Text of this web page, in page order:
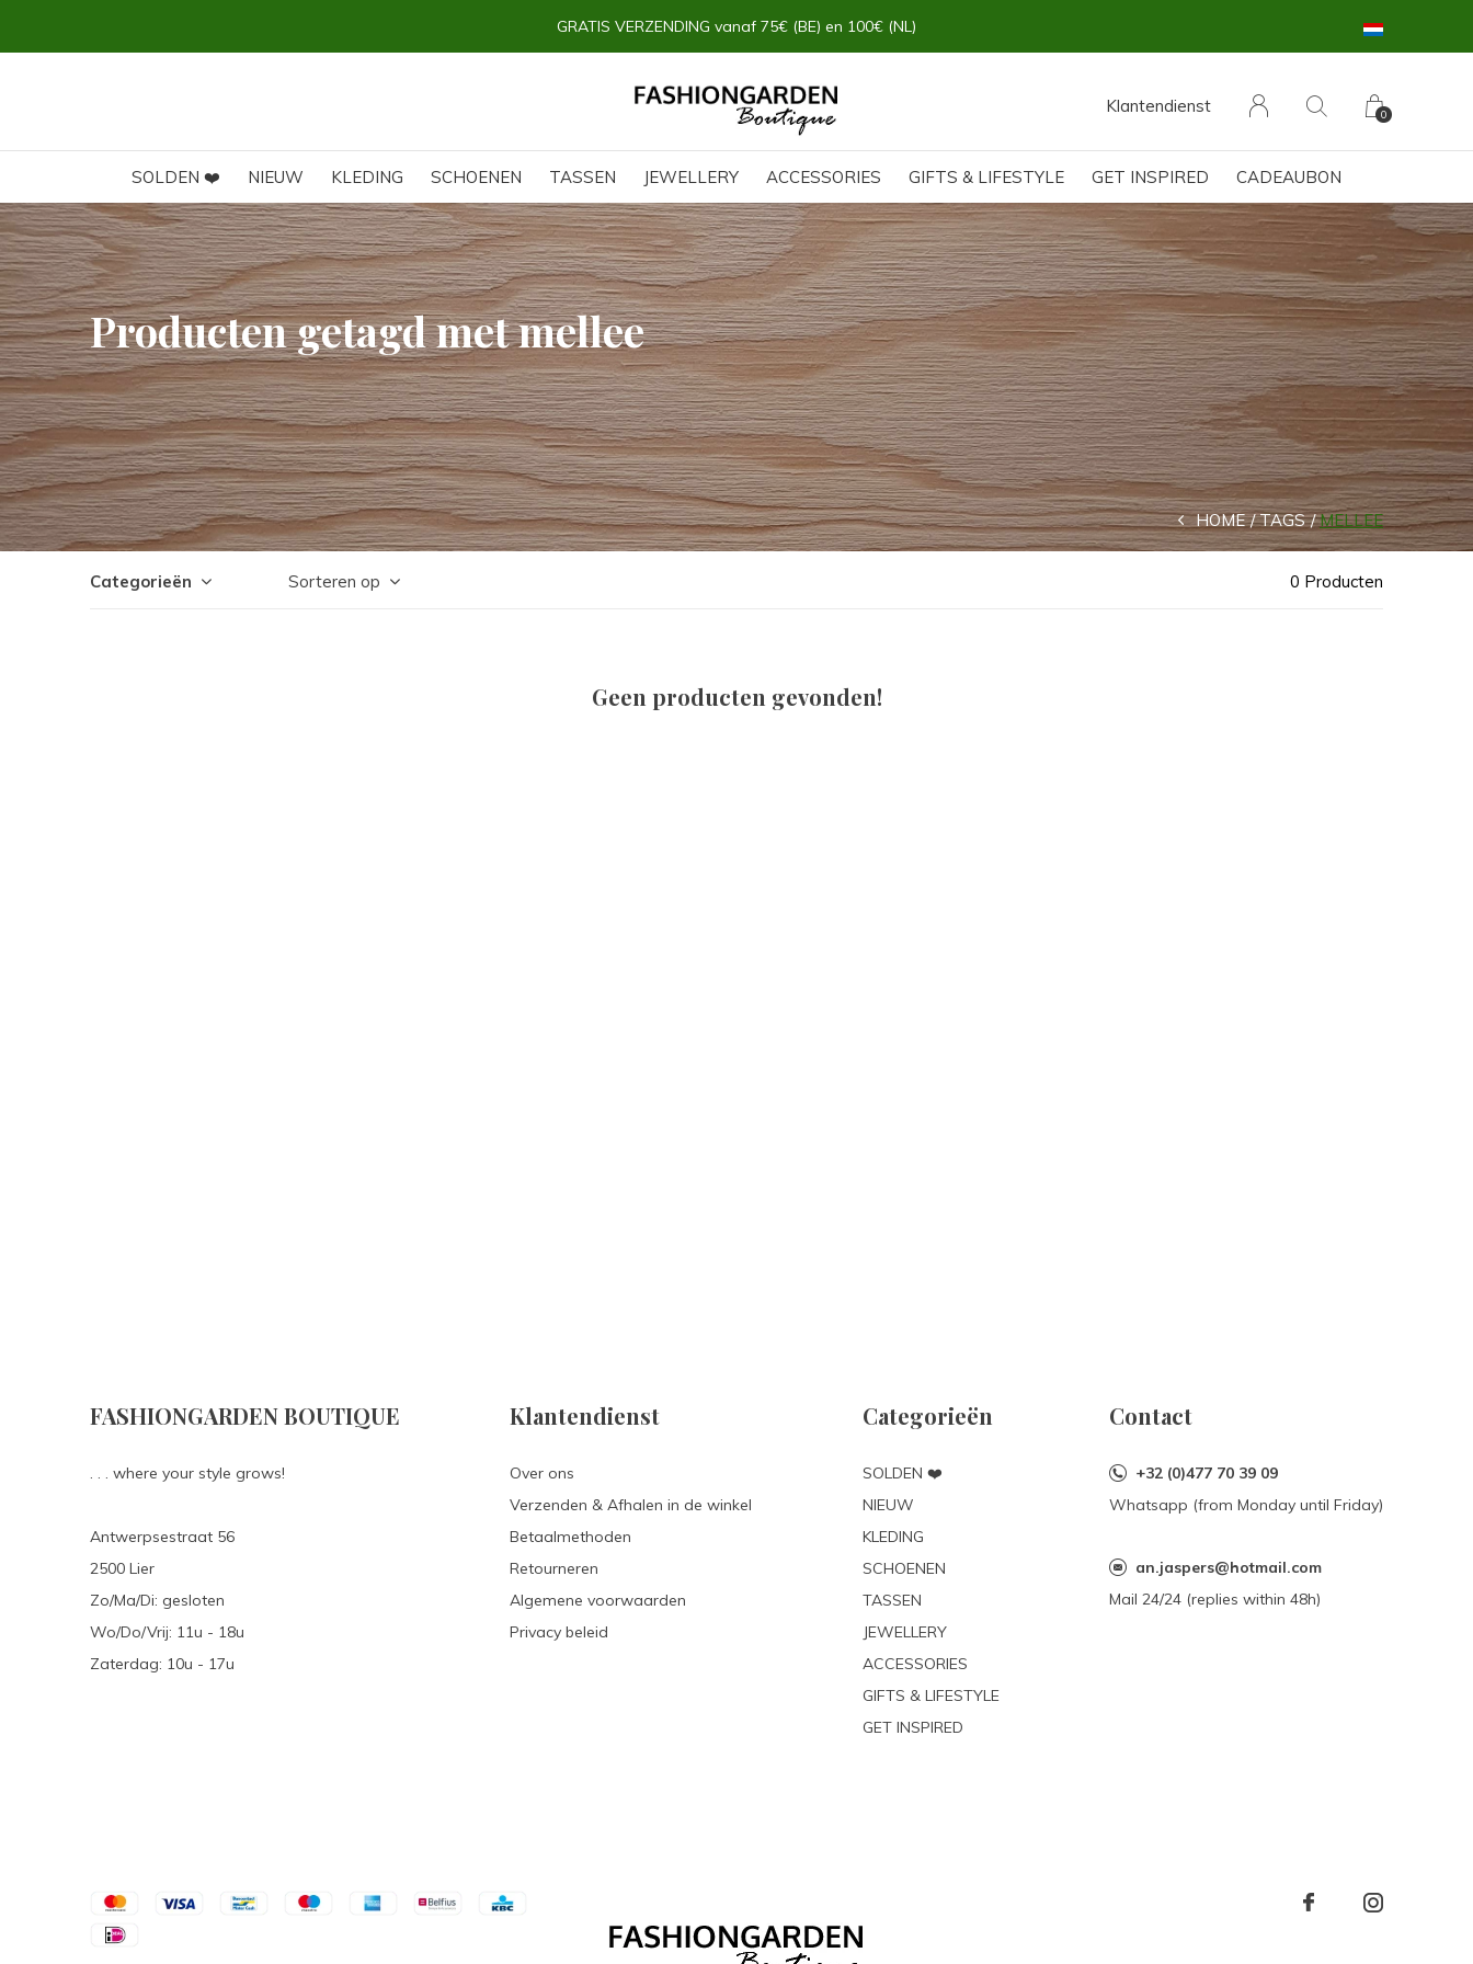
SOLDEN ❤️ NIEUW KLEDING SCHOENEN TASSEN JEWELLERY ACCESSORIES GIFTS & LIFESTYLE GET INSPIRED CADEAUBON
Klantendienst 0
GRATIS VERZENDING vanaf 75€ (BE) en 100€ (NL)
Producten getagd met mellee
HOME TAGS MELLEE
Categorieën Sorteren op 0 Producten
Geen producten gevonden!
FASHIONGARDEN BOUTIQUE
. . . where your style grows!
Antwerpsestraat 56
2500 Lier
Zo/Ma/Di: gesloten
Wo/Do/Vrij: 11u - 18u
Zaterdag: 10u - 17u
Klantendienst
Over ons
Verzenden & Afhalen in de winkel
Betaalmethoden
Retourneren
Algemene voorwaarden
Privacy beleid
Categorieën
SOLDEN ❤️
NIEUW
KLEDING
SCHOENEN
TASSEN
JEWELLERY
ACCESSORIES
GIFTS & LIFESTYLE
GET INSPIRED
Contact
+32 (0)477 70 39 09
Whatsapp (from Monday until Friday)
an.jaspers@hotmail.com
Mail 24/24 (replies within 48h)